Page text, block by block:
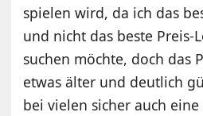
spielen wird, da ich das
und nicht das beste Preis-
suchen möchte, doch das
etwas älter und deutlich
bei vielen sicher auch